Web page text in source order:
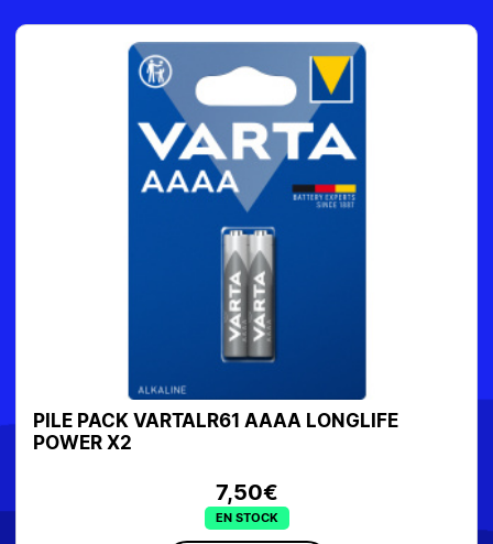
PILE PACK VARTALR61 AAAA LONGLIFE
POWER X2
7,50€
EN STOCK